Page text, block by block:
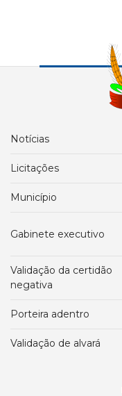
notícias
licitações
município
gabinete executivo
validação da certidão
negativa
porteira adentro
validação de alvará